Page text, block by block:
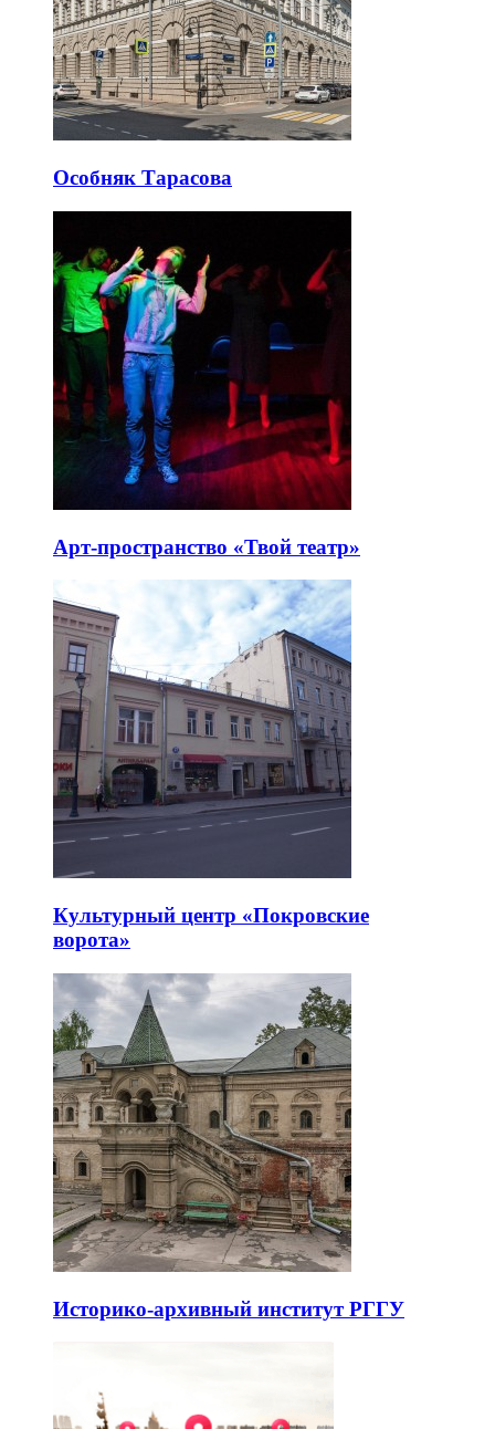
Особняк Тарасова
Арт-пространство «Твой театр»
Культурный центр «Покровские
ворота»
Историко-архивный институт РГГУ